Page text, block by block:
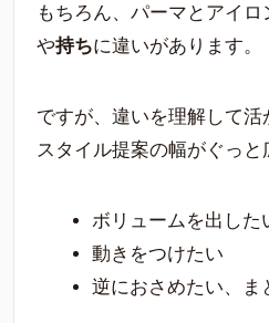
もちろん、パーマとアイ
や持ちに違いがあります。
ですが、違いを理解して活
スタイル提案の幅がぐっと
ボリュームを出した
動きをつけたい
逆におさめたい、ま